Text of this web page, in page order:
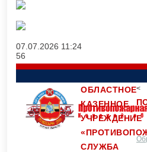
07.07.2026 11:24
56
ОБЛАСТНОЕ
КАЗЕННОЕ
УЧРЕЖДЕНИЕ
СЛУЖБА
<